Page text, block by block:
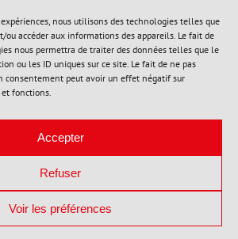
nous utilisons des technologies telles que
ou accéder aux informations des appareils. Le fait de
nous permettra de traiter des données telles que le
ou les ID uniques sur ce site. Le fait de ne pas
consentement peut avoir un effet négatif sur
fonctions.
Accepter
Refuser
Voir les préférences
pour accepter les cookies
et activer ce contenu